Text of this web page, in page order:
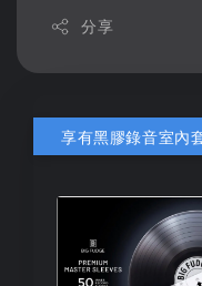
分享